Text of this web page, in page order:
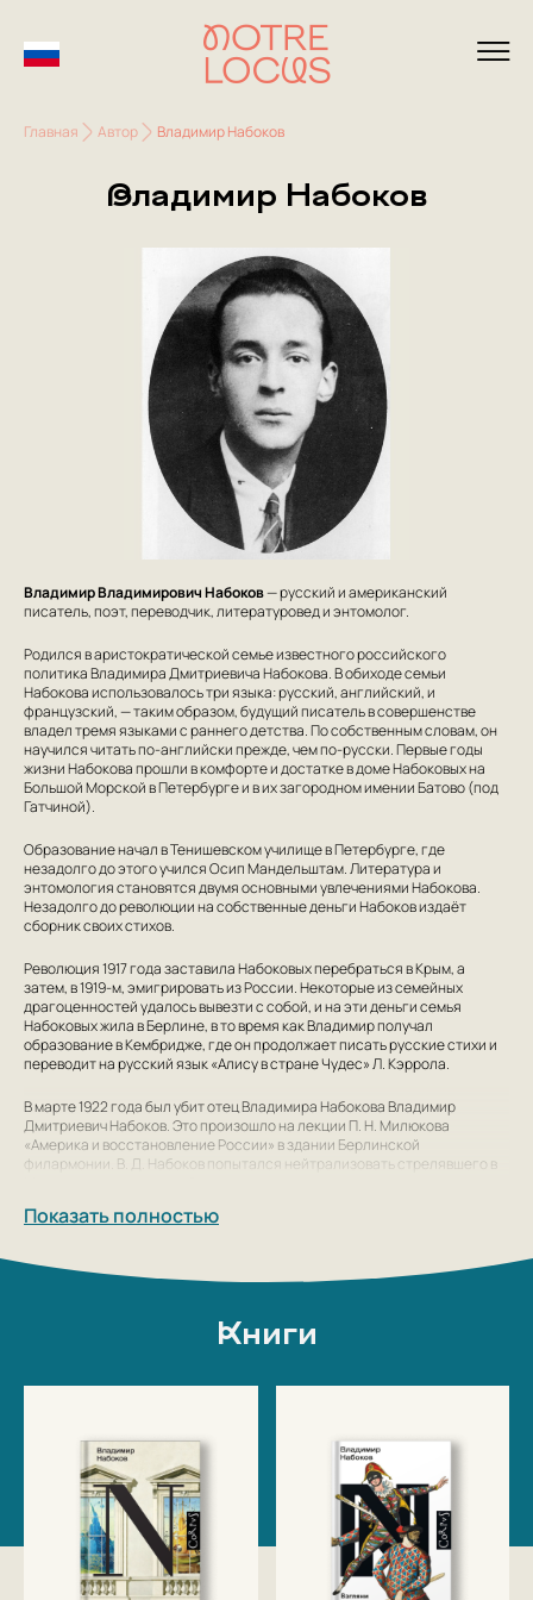
Главная Автор Владимир Набоков
Владимир Набоков
Владимир Владимирович Набоков— русский и американский
писатель, поэт, переводчик, литературовед и энтомолог.
Родился в аристократической семье известного российского
политика Владимира Дмитриевича Набокова. В обиходе семьи
Набокова использовалось три языка: русский, английский, и
французский, — таким образом, будущий писатель в совершенстве
владел тремя языками с раннего детства. По собственным словам, он
научился читать по-английски прежде, чем по-русски. Первые годы
жизни Набокова прошли в комфорте и достатке в доме Набоковых на
Большой Морской в Петербурге и в их загородном имении Батово (под
Гатчиной).
Образование начал в Тенишевском училище в Петербурге, где
незадолго до этого учился Осип Мандельштам. Литература и
энтомология становятся двумя основными увлечениями Набокова.
Незадолго до революции на собственные деньги Набоков издаёт
сборник своих стихов.
Революция 1917 года заставила Набоковых перебраться в Крым, а
затем, в 1919-м, эмигрировать из России. Некоторые из семейных
драгоценностей удалось вывезти с собой, и на эти деньги семья
Набоковых жила в Берлине, в то время как Владимир получал
образование в Кембридже, где он продолжает писать русские стихи и
переводит на русский язык «Алису в стране Чудес» Л. Кэррола.
В марте 1922 года был убит отец Владимира Набокова Владимир
Дмитриевич Набоков. Это произошло на лекции П. Н. Милюкова
«Америка и восстановление России» в здании Берлинской
филармонии. В. Д. Набоков попытался нейтрализовать стрелявшего в
С 1922 года Набоков становится частью русской диаспоры в Берлине,
газетах и издательствах, организованных русскими эмигрантами,
печатаются рассказы Набокова. В 1927-м году Набоков женится на
чего до 1937 года создаёт 8 романов на русском языке, непрерывно
усложняя свой авторский стиль и всё более смело экспериментируя с
Политика нацистских властей Германии в конце 30-х годов положила
конец русской диаспоре в Берлине. Жизнь Набокова с женой-еврейкой
в Германии стала невозможной, и семья Набоковых переезжает в
Париж, а с началом Второй мировой войны эмигрирует в США. С
исчезновением русской диаспоры в Европе Набоков окончательно
потерял своего русскоязычного читателя, и единственной
возможностью продолжить творчество был переход на английский
язык. Свой первый роман на английском языке («Подлинная жизнь
Показать полностью
Книги